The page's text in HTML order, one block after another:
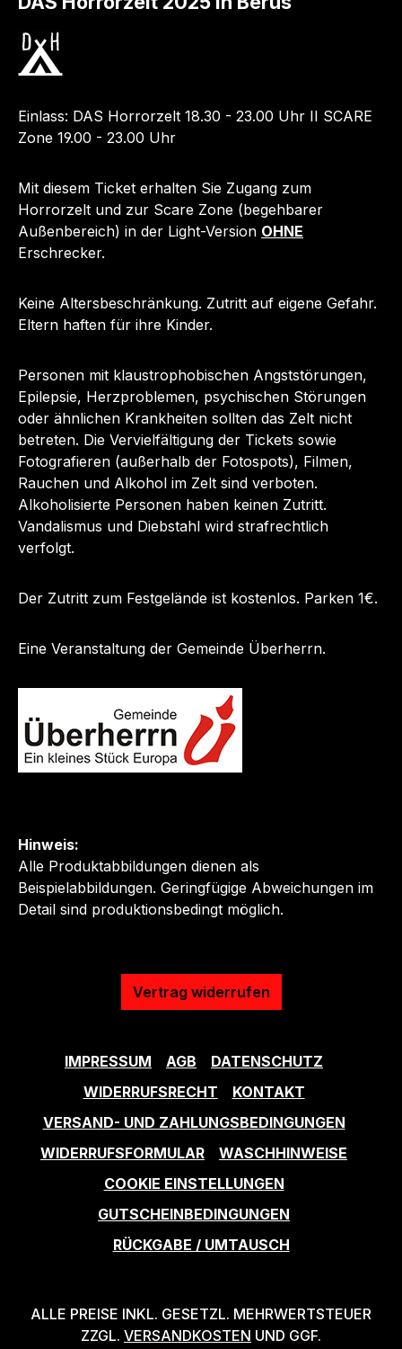
Hinweis:
Alle Produktabbildungen dienen als
Beispielabbildungen. Geringfügige Abweichungen im
Detail sind produktionsbedingt möglich.
Einlass: DAS Horrorzelt 18.30 - 23.00 Uhr II SCARE
Zone 19.00 - 23.00 Uhr
Mit diesem Ticket erhalten Sie Zugang zum
Horrorzelt und zur Scare Zone (begehbarer
Außenbereich) in der Light-Version OHNE
Erschrecker.
Keine Altersbeschränkung. Zutritt auf eigene Gefahr.
Eltern haften für ihre Kinder.
Personen mit klaustrophobischen Angststörungen,
Epilepsie, Herzproblemen, psychischen Störungen
oder ähnlichen Krankheiten sollten das Zelt nicht
betreten. Die Vervielfältigung der Tickets sowie
Fotografieren (außerhalb der Fotospots), Filmen,
Rauchen und Alkohol im Zelt sind verboten.
Alkoholisierte Personen haben keinen Zutritt.
Vandalismus und Diebstahl wird strafrechtlich
verfolgt.
Der Zutritt zum Festgelände ist kostenlos. Parken 1€.
Eine Veranstaltung der Gemeinde Überherrn.
Vertrag widerrufen
IMPRESSUM AGB
DATENSCHUTZ
WIDERRUFSRECHT
KONTAKT
VERSAND- UND ZAHLUNGSBEDINGUNGEN
WIDERRUFSFORMULAR
WASCHHINWEISE
COOKIE EINSTELLUNGEN
GUTSCHEINBEDINGUNGEN
RÜCKGABE / UMTAUSCH
ALLE PREISE INKL. GESETZL. MEHRWERTSTEUER
ZZGL. VERSANDKOSTEN UND GGF.